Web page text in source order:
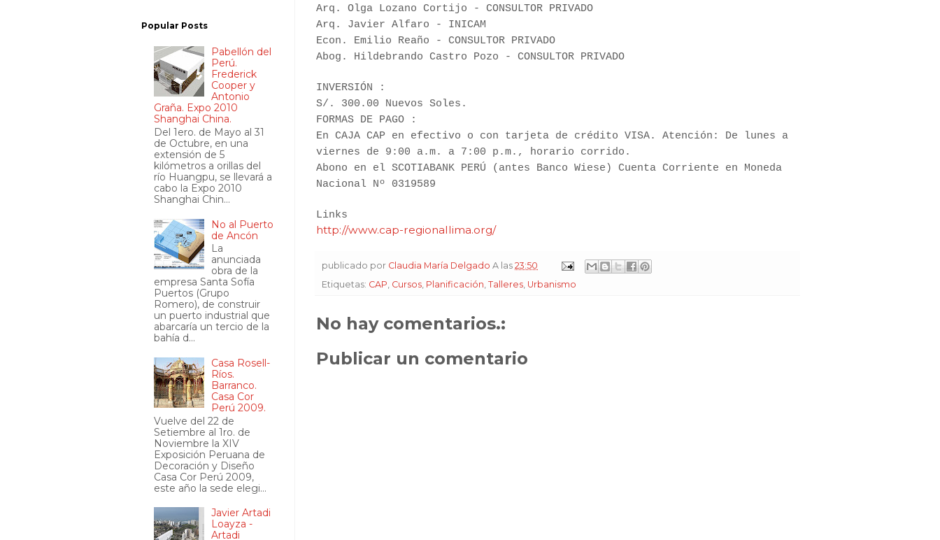
Arq. Olga Lozano Cortijo - CONSULTOR PRIVADO
Arq. Javier Alfaro - INICAM
Econ. Emilio Reaño
- CONSULTOR PRIVADO
Abog. Hildebrando Castro Pozo
- CONSULTOR PRIVADO
INVERSIÓN :
S/. 300.00 Nuevos Soles.
FORMAS DE PAGO :
En CAJA CAP en efectivo o con tarjeta de crédito VISA. Atención: De lunes a
viernes de 9:00 a.m. a 7:00 p.m., horario corrido.
Abono en el SCOTIABANK PERÚ (antes Banco Wiese) Cuenta Corriente en Moneda
Nacional Nº 0319589
Links
http://www.cap-regionallima.org/
publicado por Claudia María Delgado A las 23:50
Etiquetas: CAP Cursos Planificación Talleres Urbanismo
No hay comentarios.:
Publicar un comentario
Popular Posts
Pabellón del
Perú.
Frederick
Cooper y
Antonio
Graña. Expo 2010
Shanghai China.
Del 1ero. de Mayo al 31
de Octubre, en una
extensión de 5
kilómetros a orillas del
río Huangpu, se llevará a
cabo la Expo 2010
Shanghai Chin...
No al Puerto
de Ancón
La
anunciada
obra de la
empresa Santa Sofía
Puertos (Grupo
Romero), de construir
un puerto industrial que
abarcaría un tercio de la
bahía d...
Casa Rosell-
Ríos.
Barranco.
Casa Cor
Perú 2009.
Vuelve del 22 de
Setiembre al 1ro. de
Noviembre la XIV
Exposición Peruana de
Decoración y Diseño
Casa Cor Perú 2009,
este año la sede elegi...
Javier Artadi
Loayza -
Artadi